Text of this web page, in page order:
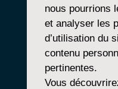
NOS
nous pourrions
et analyser les
d’utilisation du
contenu
pertinentes.
Vous